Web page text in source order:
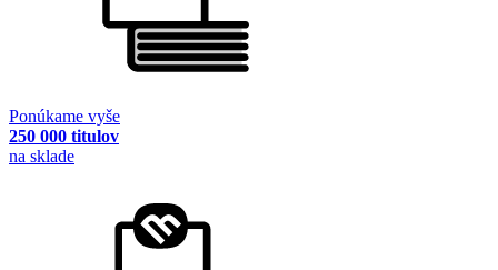
Ponúkame vyše
250 000 titulov
na sklade